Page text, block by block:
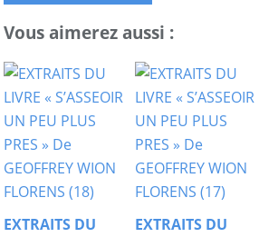
Vous aimerez aussi :
EXTRAITS DU
EXTRAITS DU